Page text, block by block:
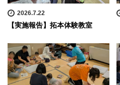
2026.7.22
【実施報告】拓本体験教室